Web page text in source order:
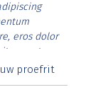
eros dolor
erat.
lorem
proefrit